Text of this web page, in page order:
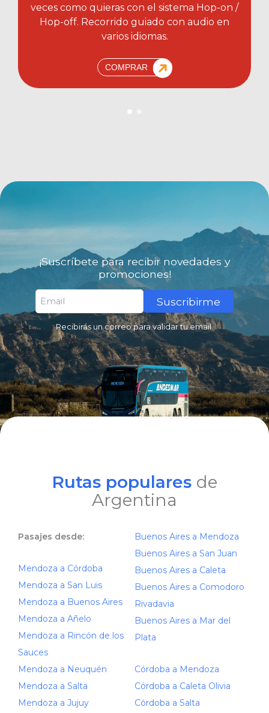
veces como quieras con el sistema Hop-on /
Hop-off. Recorrido guiado con audio en
varios idiomas.
COMPRAR
¡Suscríbete para recibir novedades y
promociones!
Suscribirme
Recibirás un correo para validar tu email.
Rutas populares de
Argentina
Pasajes desde:
Mendoza a Córdoba
Mendoza a San Luis
Mendoza a Buenos Aires
Mendoza a Añelo
Mendoza a Rincón de los
Sauces
Mendoza a Neuquén
Mendoza a Salta
Mendoza a Jujuy
Buenos Aires a Mendoza
Buenos Aires a San Juan
Buenos Aires a Caleta
Buenos Aires a Comodoro
Rivadavia
Buenos Aires a Mar del
Plata
Córdoba a Mendoza
Córdoba a Caleta Olivia
Córdoba a Salta